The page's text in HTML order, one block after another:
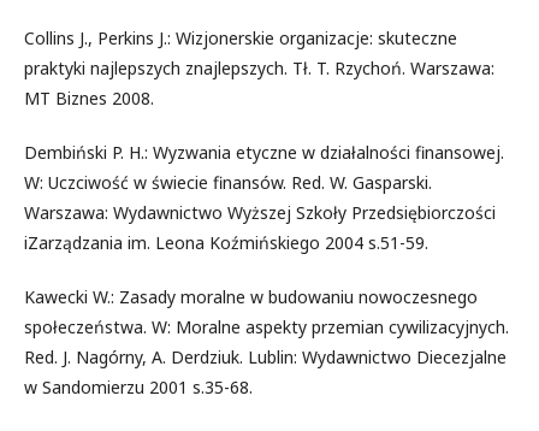
Collins J., Perkins J.: Wizjonerskie organizacje: skuteczne
praktyki najlepszych znajlepszych. Tł. T. Rzychoń. Warszawa:
MT Biznes 2008.
Dembiński P. H.: Wyzwania etyczne w działalności finansowej.
W: Uczciwość w świecie finansów. Red. W. Gasparski.
Warszawa: Wydawnictwo Wyższej Szkoły Przedsiębiorczości
iZarządzania im. Leona Koźmińskiego 2004 s.51-59.
Kawecki W.: Zasady moralne w budowaniu nowoczesnego
społeczeństwa. W: Moralne aspekty przemian cywilizacyjnych.
Red. J. Nagórny, A. Derdziuk. Lublin: Wydawnictwo Diecezjalne
w Sandomierzu 2001 s.35-68.